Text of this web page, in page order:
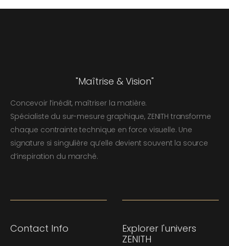
"Maîtrise & Vision"
Concevoir l’inédit, maîtriser la matière.
Spécialiste du sur-mesure graphique, ZENITH transforme
chaque contrainte technique en force visuelle. Une
signature si singulière qu’elle devient souvent la source
d’inspiration du marché.
Contact Info
Explorer l'univers
ZENITH